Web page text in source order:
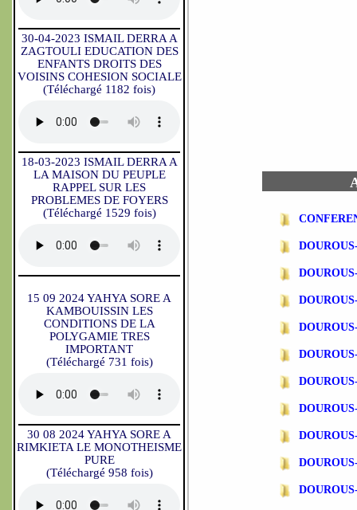
30-04-2023 ISMAIL DERRA A
ZAGTOULI EDUCATION DES
ENFANTS DROITS DES
VOISINS COHESION SOCIALE
(Téléchargé 1182 fois)
18-03-2023 ISMAIL DERRA A
LA MAISON DU PEUPLE
RAPPEL SUR LES
PROBLEMES DE FOYERS
(Téléchargé 1529 fois)
15 09 2024 YAHYA SORE A
KAMBOUISSIN LES
CONDITIONS DE LA
POLYGAMIE TRES
IMPORTANT
(Téléchargé 731 fois)
30 08 2024 YAHYA SORE A
RIMKIETA LE MONOTHEISME
PURE
(Téléchargé 958 fois)